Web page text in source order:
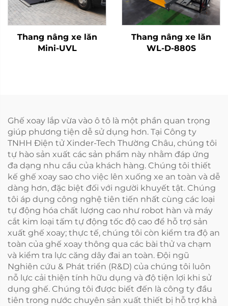
Thang nâng xe lăn
Mini-UVL
Thang nâng xe lăn
WL-D-880S
Ghế xoay lắp vừa vào ô tô là một phần quan trọng
giúp phương tiện dễ sử dụng hơn. Tại Công ty
TNHH Điện tử Xinder-Tech Thường Châu, chúng tôi
tự hào sản xuất các sản phẩm này nhằm đáp ứng
đa dạng nhu cầu của khách hàng. Chúng tôi thiết
kế ghế xoay sao cho việc lên xuống xe an toàn và dễ
dàng hơn, đặc biệt đối với người khuyết tật. Chúng
tôi áp dụng công nghệ tiên tiến nhất cùng các loại
tự động hóa chất lượng cao như robot hàn và máy
cắt kim loại tấm tự động tốc độ cao để hỗ trợ sản
xuất ghế xoay; thực tế, chúng tôi còn kiểm tra độ an
toàn của ghế xoay thông qua các bài thử va chạm
và kiểm tra lực căng dây đai an toàn. Đội ngũ
Nghiên cứu & Phát triển (R&D) của chúng tôi luôn
nỗ lực cải thiện tính hữu dụng và độ tiện lợi khi sử
dụng ghế. Chúng tôi được biết đến là công ty đầu
tiên trong nước chuyên sản xuất thiết bị hỗ trợ khả